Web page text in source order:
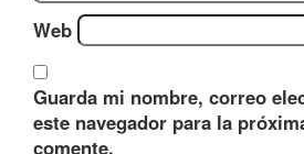
Web
Guarda mi nombre, correo
este navegador para la
comente.